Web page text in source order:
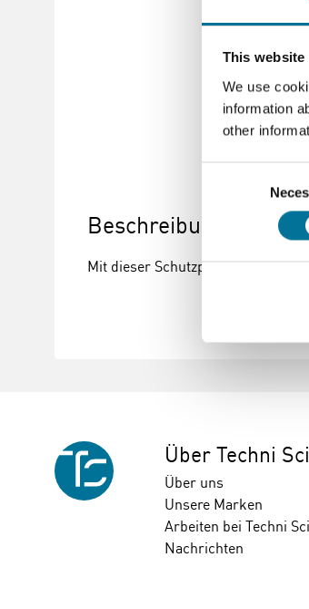
This website
We use
information
other
Beschreibung
Mit dieser Schutzplatte können
Über Techni
Über uns
Unsere Marken
Arbeiten bei Techni
Nachrichten